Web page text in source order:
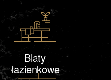
Blaty
łazienkowe